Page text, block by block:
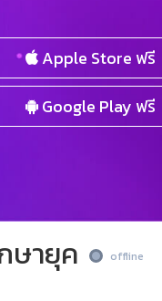
Apple Store ฟรี
Google Play ฟรี
ษายุค offline